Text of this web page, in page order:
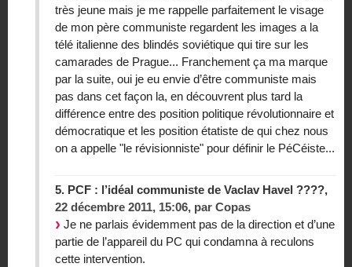
très jeune mais je me rappelle parfaitement le visage
de mon père communiste regardent les images a la
télé italienne des blindés soviétique qui tire sur les
camarades de Prague... Franchement ça ma marque
par la suite, oui je eu envie d’être communiste mais
pas dans cet façon la, en découvrent plus tard la
différence entre des position politique révolutionnaire et
démocratique et les position étatiste de qui chez nous
on a appelle "le révisionniste" pour définir le PéCéiste...
5. PCF : l’idéal communiste de Vaclav Havel ????,
22 décembre 2011, 15:06, par Copas
Je ne parlais évidemment pas de la direction et d’une
partie de l’appareil du PC qui condamna à reculons
cette intervention.